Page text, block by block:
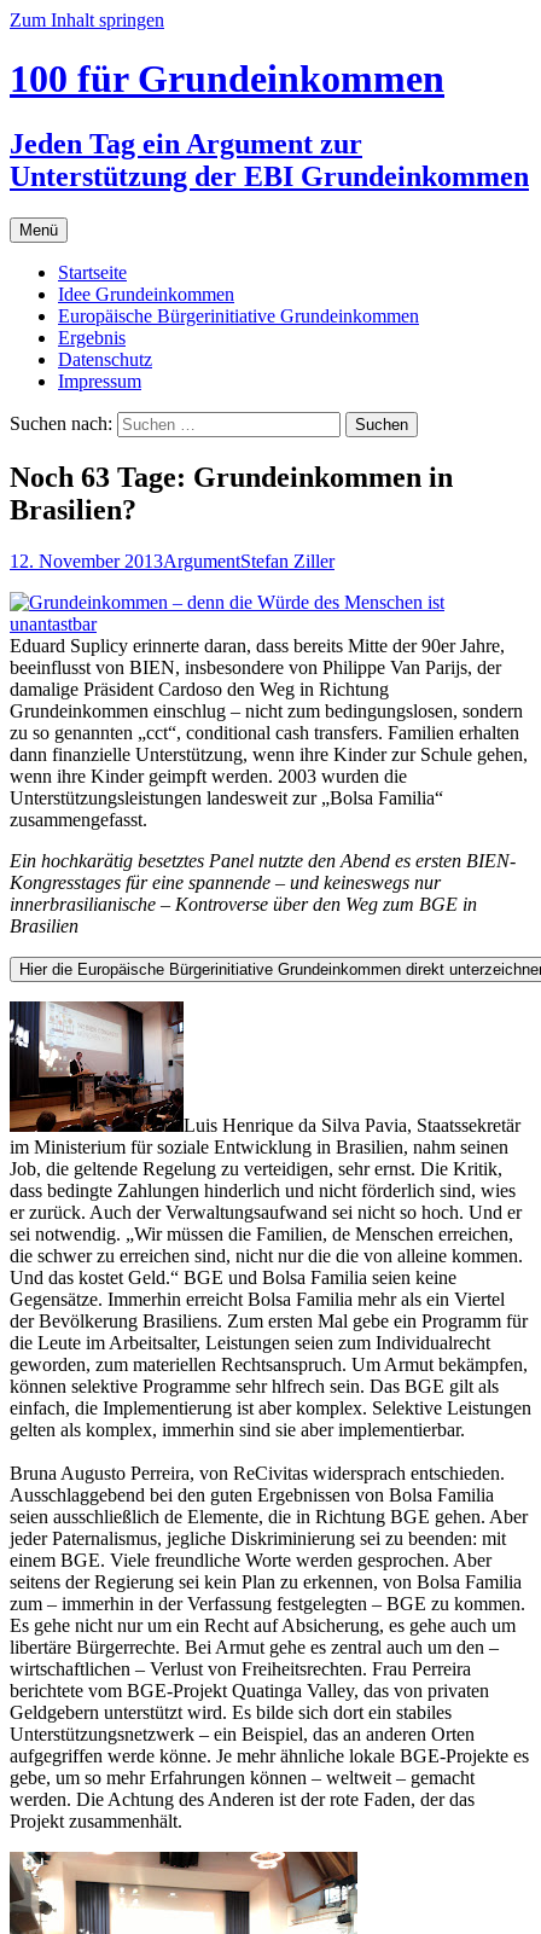
Zum Inhalt springen
100 für Grundeinkommen
Jeden Tag ein Argument zur
Unterstützung der EBI Grundeinkommen
Menü
Startseite
Idee Grundeinkommen
Europäische Bürgerinitiative Grundeinkommen
Ergebnis
Datenschutz
Impressum
Suchen nach:
Noch 63 Tage: Grundeinkommen in
Brasilien?
12. November 2013ArgumentStefan Ziller
Eduard Suplicy erinnerte daran, dass bereits Mitte der 90er Jahre,
beeinflusst von BIEN, insbesondere von Philippe Van Parijs, der
damalige Präsident Cardoso den Weg in Richtung
Grundeinkommen einschlug – nicht zum bedingungslosen, sondern
zu so genannten „cct“, conditional cash transfers. Familien erhalten
dann finanzielle Unterstützung, wenn ihre Kinder zur Schule gehen,
wenn ihre Kinder geimpft werden. 2003 wurden die
Unterstützungsleistungen landesweit zur „Bolsa Familia“
zusammengefasst.
Ein hochkarätig besetztes Panel nutzte den Abend es ersten BIEN-
Kongresstages für eine spannende – und keineswegs nur
innerbrasilianische – Kontroverse über den Weg zum BGE in
Brasilien
Luis Henrique da Silva Pavia, Staatssekretär
im Ministerium für soziale Entwicklung in Brasilien, nahm seinen
Job, die geltende Regelung zu verteidigen, sehr ernst. Die Kritik,
dass bedingte Zahlungen hinderlich und nicht förderlich sind, wies
er zurück. Auch der Verwaltungsaufwand sei nicht so hoch. Und er
sei notwendig. „Wir müssen die Familien, de Menschen erreichen,
die schwer zu erreichen sind, nicht nur die die von alleine kommen.
Und das kostet Geld.“ BGE und Bolsa Familia seien keine
Gegensätze. Immerhin erreicht Bolsa Familia mehr als ein Viertel
der Bevölkerung Brasiliens. Zum ersten Mal gebe ein Programm für
die Leute im Arbeitsalter, Leistungen seien zum Individualrecht
geworden, zum materiellen Rechtsanspruch. Um Armut bekämpfen,
können selektive Programme sehr hlfrech sein. Das BGE gilt als
einfach, die Implementierung ist aber komplex. Selektive Leistungen
gelten als komplex, immerhin sind sie aber implementierbar.
Bruna Augusto Perreira, von ReCivitas widersprach entschieden.
Ausschlaggebend bei den guten Ergebnissen von Bolsa Familia
seien ausschließlich de Elemente, die in Richtung BGE gehen. Aber
jeder Paternalismus, jegliche Diskriminierung sei zu beenden: mit
einem BGE. Viele freundliche Worte werden gesprochen. Aber
seitens der Regierung sei kein Plan zu erkennen, von Bolsa Familia
zum – immerhin in der Verfassung festgelegten – BGE zu kommen.
Es gehe nicht nur um ein Recht auf Absicherung, es gehe auch um
libertäre Bürgerrechte. Bei Armut gehe es zentral auch um den –
wirtschaftlichen – Verlust von Freiheitsrechten. Frau Perreira
berichtete vom BGE-Projekt Quatinga Valley, das von privaten
Geldgebern unterstützt wird. Es bilde sich dort ein stabiles
Unterstützungsnetzwerk – ein Beispiel, das an anderen Orten
aufgegriffen werde könne. Je mehr ähnliche lokale BGE-Projekte es
gebe, um so mehr Erfahrungen können – weltweit – gemacht
werden. Die Achtung des Anderen ist der rote Faden, der das
Projekt zusammenhält.